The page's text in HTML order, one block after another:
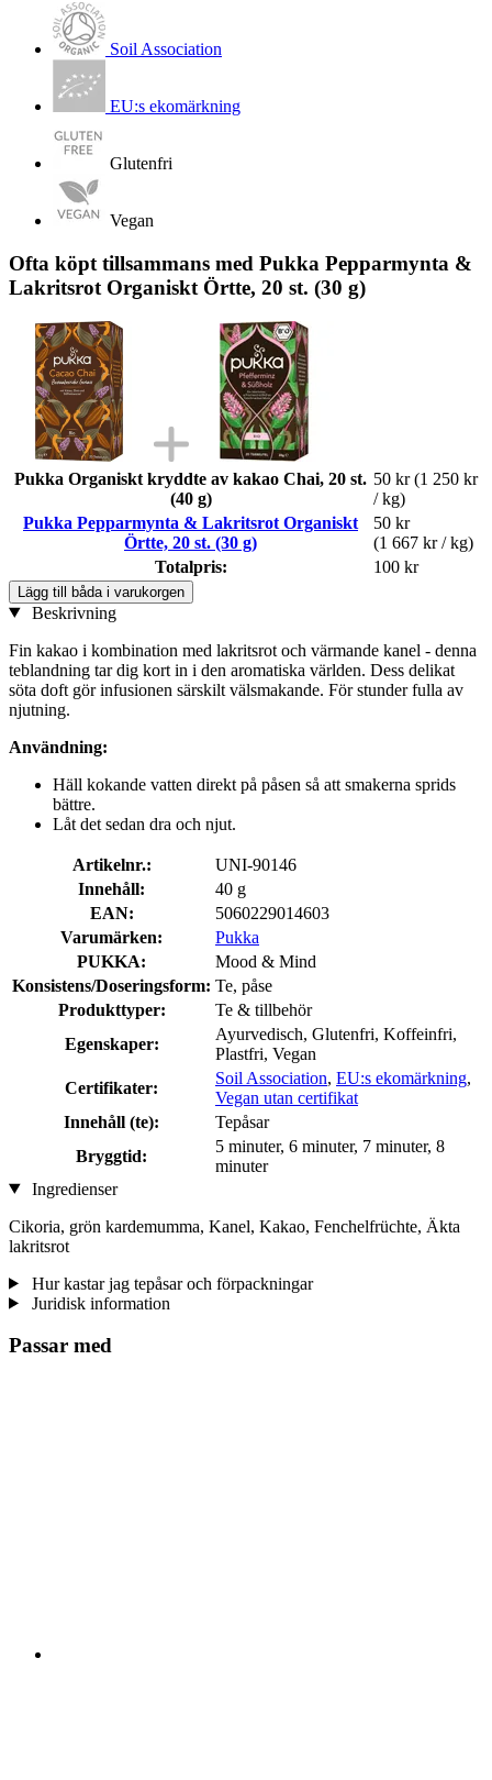
Soil Association
EU:s ekomärkning
Glutenfri
Vegan
Ofta köpt tillsammans med Pukka Pepparmynta &
Lakritsrot Organiskt Örtte, 20 st. (30 g)
Pukka Organiskt kryddte av kakao Chai, 20 st.
(40 g)
50 kr (1 250 kr
/ kg)
Pukka Pepparmynta & Lakritsrot Organiskt
Örtte, 20 st. (30 g)
50 kr
(1 667 kr / kg)
Totalpris:
100 kr
Lägg till båda i varukorgen
Beskrivning
Fin kakao i kombination med lakritsrot och värmande kanel - denna
teblandning tar dig kort in i den aromatiska världen. Dess delikat
söta doft gör infusionen särskilt välsmakande. För stunder fulla av
njutning.
Användning:
Häll kokande vatten direkt på påsen så att smakerna sprids
bättre.
Låt det sedan dra och njut.
Artikelnr.:
UNI-90146
Innehåll:
40 g
EAN:
5060229014603
Varumärken:
Pukka
PUKKA:
Mood & Mind
Konsistens/Doseringsform: Te, påse
Produkttyper:
Te & tillbehör
Egenskaper:
Ayurvedisch, Glutenfri, Koffeinfri,
Plastfri, Vegan
Certifikater:
Soil Association, EU:s ekomärkning,
Vegan utan certifikat
Innehåll (te):
Tepåsar
Bryggtid:
5 minuter, 6 minuter, 7 minuter, 8
minuter
Ingredienser
Cikoria, grön kardemumma, Kanel, Kakao, Fenchelfrüchte, Äkta
lakritsrot
Hur kastar jag tepåsar och förpackningar
Juridisk information
Passar med